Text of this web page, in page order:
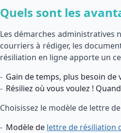
Quels sont les
Les démarches administratives
courriers à rédiger, les
résiliation en ligne apporte un
Gain de temps, plus besoin
Résiliez où vous voulez !
Choisissez le modèle de lettre
Modèle de lettre de résiliation